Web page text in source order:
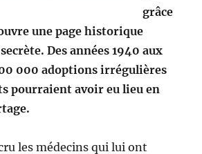
grâce
une page historique
Des années 1940 aux
000 adoptions irrégulières
pourraient avoir eu lieu en
les médecins qui lui ont